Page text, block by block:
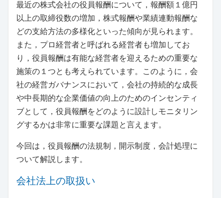
最近の株式会社の役員報酬について，報酬額１億円
以上の取締役数の増加，株式報酬や業績連動報酬な
どの支給方法の多様化といった傾向が見られます。
また，プロ経営者と呼ばれる経営者も増加してお
り，役員報酬は有能な経営者を迎えるための重要な
施策の１つとも考えられています。このように，会
社の経営ガバナンスにおいて，会社の持続的な成長
や中長期的な企業価値の向上のためのインセンティ
ブとして，役員報酬をどのように設計しモニタリン
グするかは非常に重要な課題と言えます。
今回は，役員報酬の法規制，開示制度，会計処理に
ついて解説します。
会社法上の取扱い